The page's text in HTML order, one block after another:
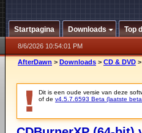
Startpagina Downloads Top
8/6/2026 10:54:01 PM
AfterDawn > Downloads > CD & DVD >
Dit is een oude versie van deze
of de v4.5.7.6593 Beta (laatste